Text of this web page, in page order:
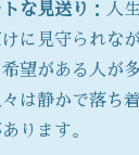
な見送り ：人
に見守られな
望がある人が
は静かで落ち
ります。